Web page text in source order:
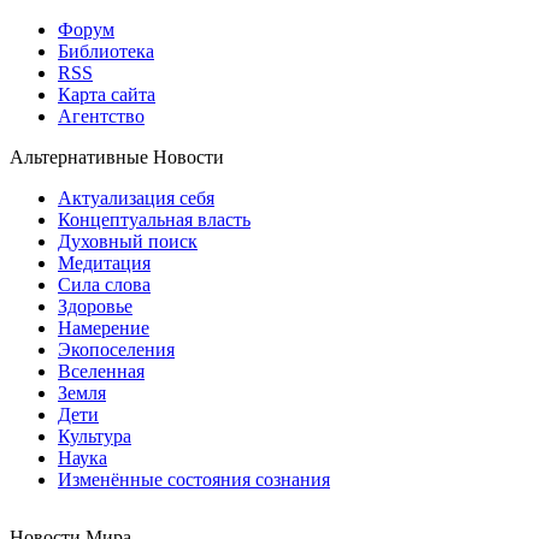
Форум
Библиотека
RSS
Карта сайта
Агентство
Альтернативные Новости
Актуализация себя
Концептуальная власть
Духовный поиск
Медитация
Сила слова
Здоровье
Намерение
Экопоселения
Вселенная
Земля
Дети
Культура
Наука
Изменённые состояния сознания